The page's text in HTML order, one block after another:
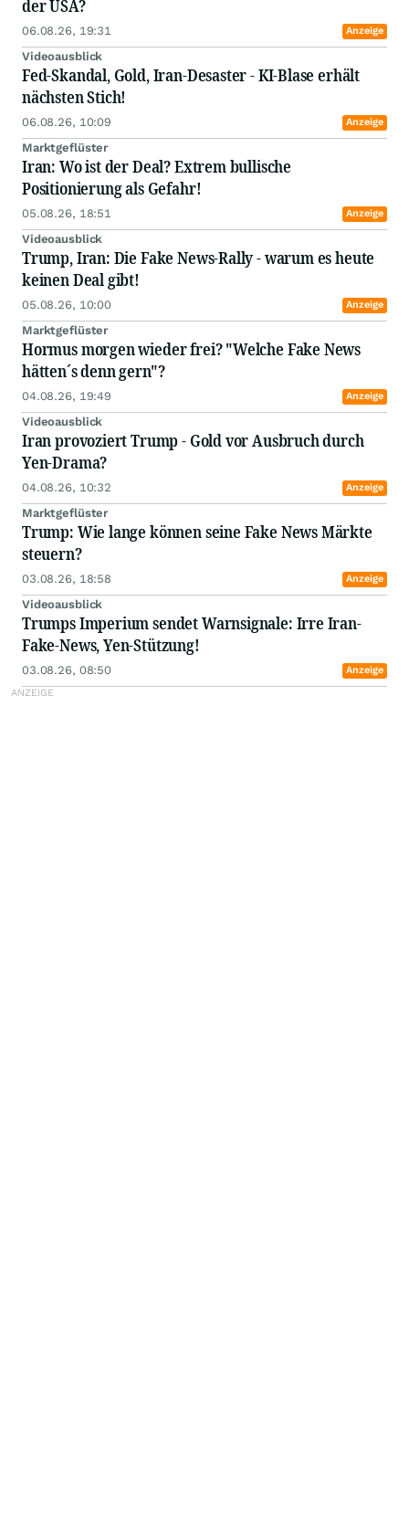
der USA?
06.08.26, 19:31 Anzeige
Videoausblick
Fed-Skandal, Gold, Iran-Desaster - KI-Blase erhält
nächsten Stich!
06.08.26, 10:09 Anzeige
Marktgeflüster
Iran: Wo ist der Deal? Extrem bullische
Positionierung als Gefahr!
05.08.26, 18:51 Anzeige
Videoausblick
Trump, Iran: Die Fake News-Rally - warum es heute
keinen Deal gibt!
05.08.26, 10:00 Anzeige
Marktgeflüster
Hormus morgen wieder frei? "Welche Fake News
hätten´s denn gern"?
04.08.26, 19:49 Anzeige
Videoausblick
Iran provoziert Trump - Gold vor Ausbruch durch
Yen-Drama?
04.08.26, 10:32 Anzeige
Marktgeflüster
Trump: Wie lange können seine Fake News Märkte
steuern?
03.08.26, 18:58 Anzeige
Videoausblick
Trumps Imperium sendet Warnsignale: Irre Iran-
Fake-News, Yen-Stützung!
03.08.26, 08:50 Anzeige